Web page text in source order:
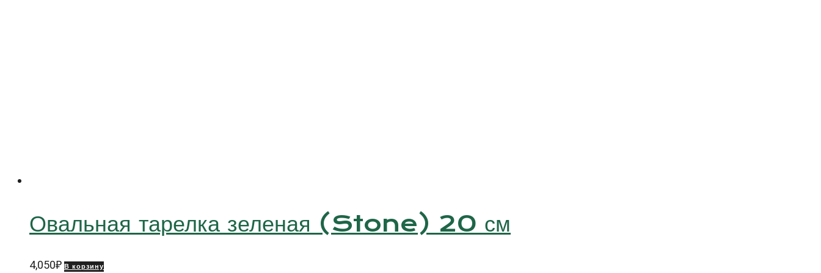
Овальная тарелка зеленая (Stone) 20 см
4,050₽ В корзину